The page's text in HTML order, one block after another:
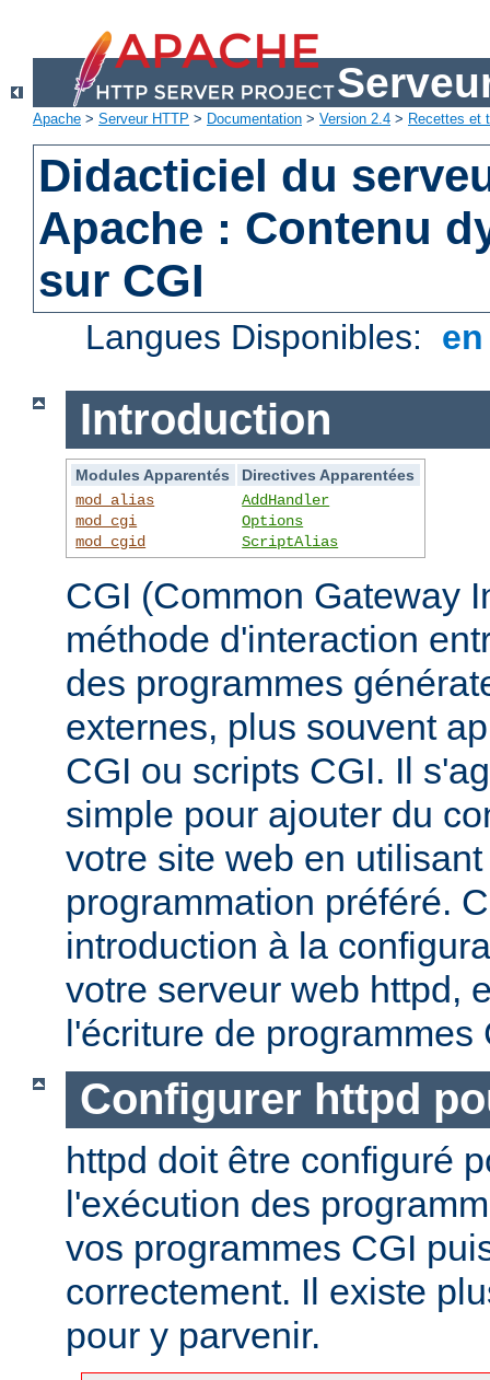
Apache > Serveur HTTP > Documentation > Version 2.4 > Recettes et
Didacticiel du
Apache : Contenu
sur CGI
Langues Disponibles:
Introduction
Modules Apparentés
Directives Apparentées
mod_alias
mod_cgi
mod_cgid
AddHandler
Options
ScriptAlias
CGI (Common Gateway
méthode d'interaction
des programmes
externes, plus souvent
CGI ou scripts CGI. Il
simple pour ajouter du
votre site web en
programmation préféré.
introduction à la
votre serveur web httpd,
l'écriture de programmes
Configurer httpd
httpd doit être configuré
l'exécution des
vos programmes CGI
correctement. Il existe
pour y parvenir.